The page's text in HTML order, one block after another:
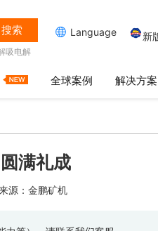
搜索
吸电解
 Language 新
全球案例 解决方案
满礼成
源：金鹏矿机